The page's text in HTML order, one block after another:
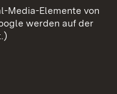
Media-Elemente von
werden auf der